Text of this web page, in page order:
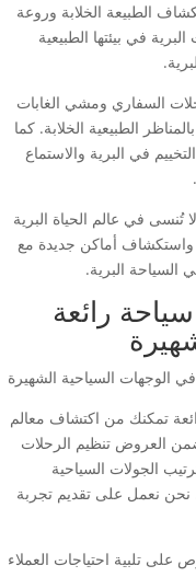
الطبيعة الخلابة وروعة
في بيئتها الطبيعية
السفاري ومشي الغابات
الطبيعية الخلابة. كما
في البرية والاستماع
تُنسى في عالم الحياة البرية
واستكشاف أماكن جديدة مع
البرية.
رائعة
الوجهات السياحية الشهيرة
تمكنك من اكتشاف معالم
العروض تنظيم الرحلات
الجولات السياحية
نحن نعمل على تقديم تجربة
على تلبية احتياجات العملاء